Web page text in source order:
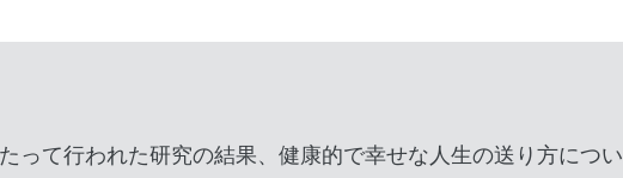
って行われた研究の結果、健康的で幸せな人生の送り方につい